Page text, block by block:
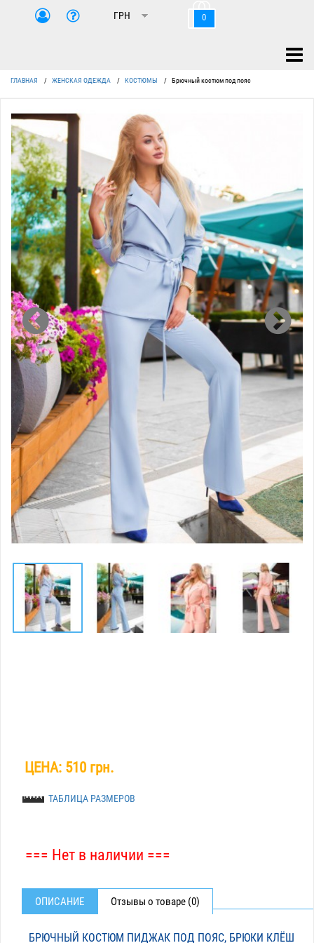
0
ГЛАВНАЯ / ЖЕНСКАЯ ОДЕЖДА / КОСТЮМЫ / Брючный костюм под пояс
ЦЕНА: 510 грн.
ТАБЛИЦА РАЗМЕРОВ
=== Нет в наличии ===
ОПИСАНИЕ Отзывы о товаре (0)
БРЮЧНЫЙ КОСТЮМ ПИДЖАК ПОД ПОЯС, БРЮКИ КЛЁШ